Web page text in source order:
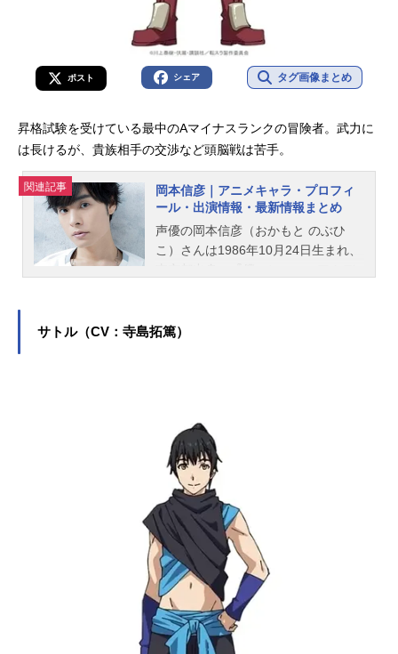
ポスト シェア タグ画像まとめ
昇格試験を受けている最中のAマイナスランクの冒険者。武力に
は長けるが、貴族相手の交渉など頭脳戦は苦手。
関連記事
岡本信彦｜アニメキャラ・プロフィ
ール・出演情報・最新情報まとめ
声優の岡本信彦（おかもと のぶひ
こ）さんは1986年10月24日生まれ、
ど、人気作品のキャラクターを多く
サトル（CV：寺島拓篤）